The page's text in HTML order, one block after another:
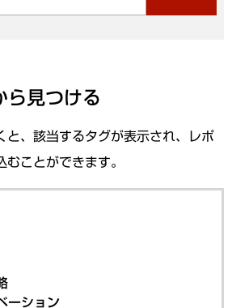
ら見つける
と、該当するタグが表示され、レポ
ことができます。
ーション